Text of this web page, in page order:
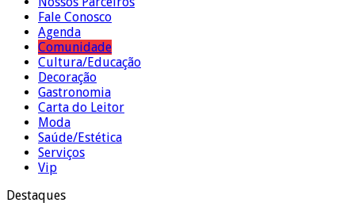
Fale Conosco
Agenda
Comunidade
Cultura/Educação
Decoração
Gastronomia
Carta do Leitor
Moda
Saúde/Estética
Serviços
Vip
Destaques